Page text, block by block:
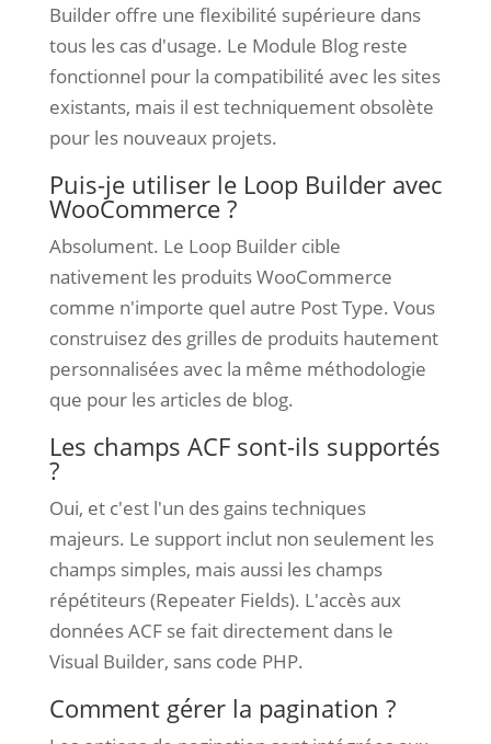
Builder offre une flexibilité supérieure dans
tous les cas d'usage. Le Module Blog reste
fonctionnel pour la compatibilité avec les sites
existants, mais il est techniquement obsolète
pour les nouveaux projets.
Puis-je utiliser le Loop Builder avec
WooCommerce ?
Absolument. Le Loop Builder cible
nativement les produits WooCommerce
comme n'importe quel autre Post Type. Vous
construisez des grilles de produits hautement
personnalisées avec la même méthodologie
que pour les articles de blog.
Les champs ACF sont-ils supportés
?
Oui, et c'est l'un des gains techniques
majeurs. Le support inclut non seulement les
champs simples, mais aussi les champs
répétiteurs (Repeater Fields). L'accès aux
données ACF se fait directement dans le
Visual Builder, sans code PHP.
Comment gérer la pagination ?